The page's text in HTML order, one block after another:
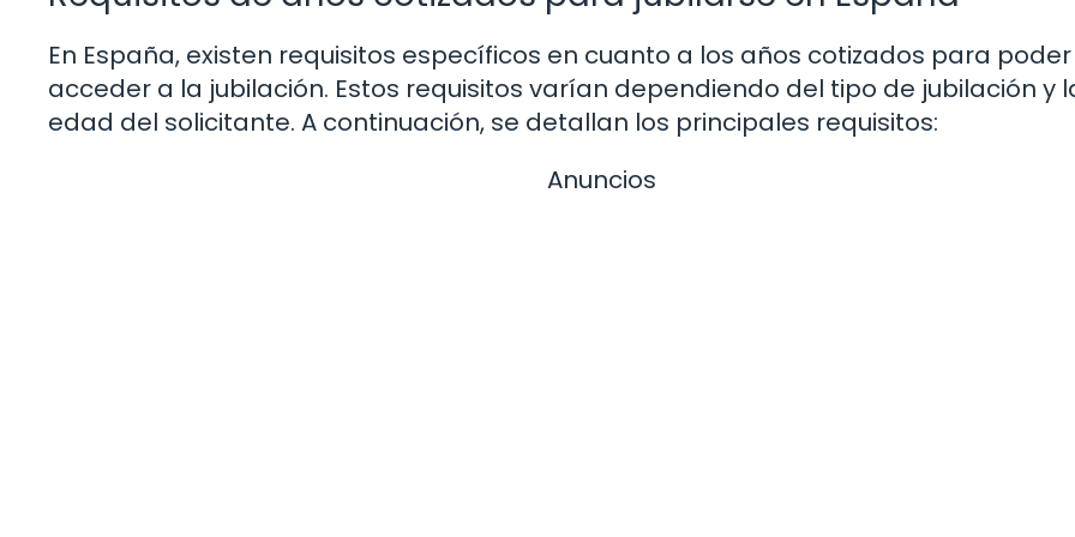
En España, existen requisitos específicos en cuanto a los años cotizados para poder
acceder a la jubilación. Estos requisitos varían dependiendo del tipo de jubilación y
edad del solicitante. A continuación, se detallan los principales requisitos:
Anuncios